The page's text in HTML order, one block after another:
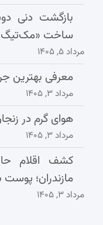
ساخت «مک‌تیگ»
مرداد ۵, ۱۴۰۵
معرفی بهترین
مرداد ۳, ۱۴۰۵
هوای گرم در
مرداد ۳, ۱۴۰۵
کشف اقلام
مازندران؛
مرداد ۳, ۱۴۰۵